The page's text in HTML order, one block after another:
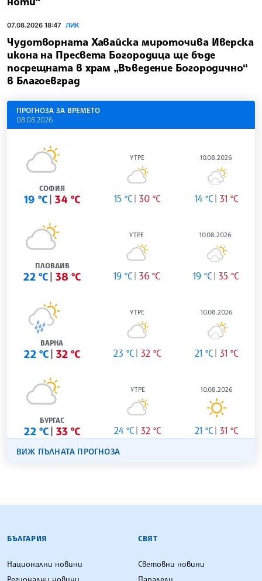
07.08.2026 18:47 ЛИК
Чудотворната Хавайска мироточива Иверска
икона на Пресвета Богородица ще бъде
посрещната в храм „Въведение Богородично“
в Благоевград
ПРОГНОЗА ЗА ВРЕМЕТО
08.08.2026
СОФИЯ
19 °C 34 °C
УТРЕ
15 °C 30 °C
10.08.2026
14 °C 31 °C
ПЛОВДИВ
22 °C 38 °C
УТРЕ
19 °C 36 °C
10.08.2026
19 °C 35 °C
ВАРНА
22 °C 32 °C
УТРЕ
23 °C 32 °C
10.08.2026
21 °C 31 °C
БУРГАС
22 °C 33 °C
УТРЕ
24 °C 32 °C
10.08.2026
21 °C 31 °C
ВИЖ ПЪЛНАТА ПРОГНОЗА
БЪЛГАРСКА ТЕЛЕГРАФНА АГЕНЦИЯ
БЪЛГАРИЯ
Национални новини
Регионални новини
СВЯТ
Световни новини
Паралели